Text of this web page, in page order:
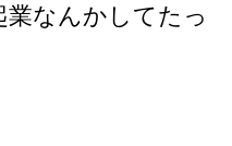
なんかしてたっ